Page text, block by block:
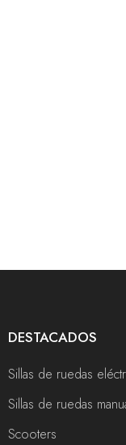
DESTACADOS
Sillas de ruedas
Sillas de ruedas
Scooters